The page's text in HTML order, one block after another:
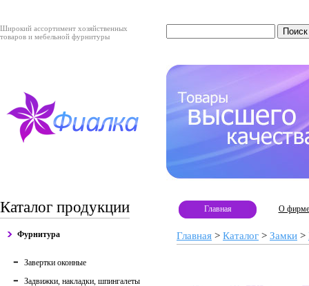
Широкий ассортимент хозяйственных
товаров и мебельной фурнитуры
Каталог продукции
Фурнитура
Завертки оконные
Задвижки, накладки, шпингалеты
Главная О фирме
Главная > Каталог > Замки >